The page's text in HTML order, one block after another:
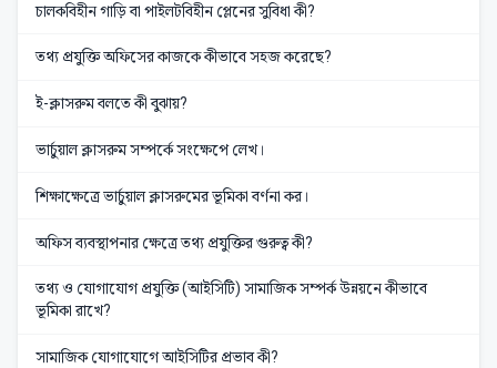
চালকবিহীন গাড়ি বা পাইলটবিহীন প্লেনের সুবিধা কী?
তথ্য প্রযুক্তি অফিসের কাজকে কীভাবে সহজ করেছে?
ই-ক্লাসরুম বলতে কী বুঝায়?
ভার্চুয়াল ক্লাসরুম সম্পর্কে সংক্ষেপে লেখ।
শিক্ষাক্ষেত্রে ভার্চুয়াল ক্লাসরুমের ভূমিকা বর্ণনা কর।
অফিস ব্যবস্থাপনার ক্ষেত্রে তথ্য প্রযুক্তির গুরুত্ব কী?
তথ্য ও যোগাযোগ প্রযুক্তি (আইসিটি) সামাজিক সম্পর্ক উন্নয়নে কীভাবে
ভূমিকা রাখে?
সামাজিক যোগাযোগে আইসিটির প্রভাব কী?